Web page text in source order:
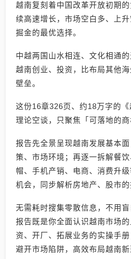
越南复刻着中国改革开放初期
续高速增长，市场空白多、上
掘金的最优选择。
中越两国山水相连、文化相通
越南创业、投资，比布局其他
壁垒。
这份16章326页、约18万字的
理论空谈，只聚焦「可落地的商
报告先全景呈现越南发展基本
策、市场环境；再逐一拆解餐
帽、手机产销、电商、消费升
机会，同步解析房地产、股市的
无需耗时搜集零散信息，不用
报告既是你全面认识越南市场
资、开厂、拓展业务的实操手册
避开市场陷阱，高效布局越南新